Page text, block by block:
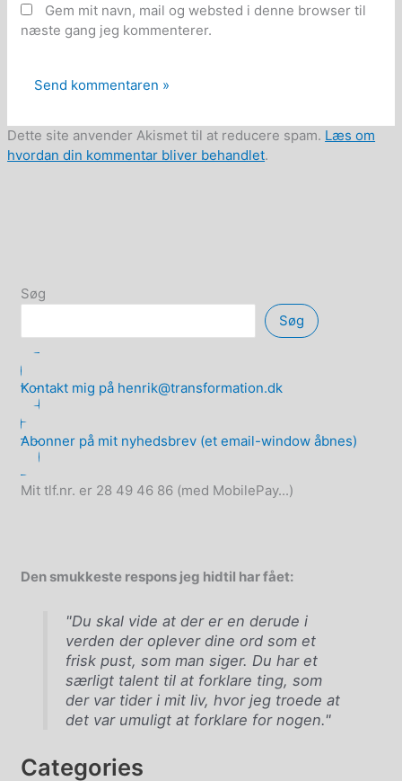
Gem mit navn, mail og websted i denne browser til
næste gang jeg kommenterer.
Dette site anvender Akismet til at reducere spam. Læs om
hvordan din kommentar bliver behandlet.
Søg
Søg
Kontakt mig på henrik@transformation.dk
Abonner på mit nyhedsbrev (et email-window åbnes)
Mit tlf.nr. er 28 49 46 86 (med MobilePay...)
Den smukkeste respons jeg hidtil har fået:
"Du skal vide at der er en derude i
verden der oplever dine ord som et
frisk pust, som man siger. Du har et
særligt talent til at forklare ting, som
der var tider i mit liv, hvor jeg troede at
det var umuligt at forklare for nogen."
Categories